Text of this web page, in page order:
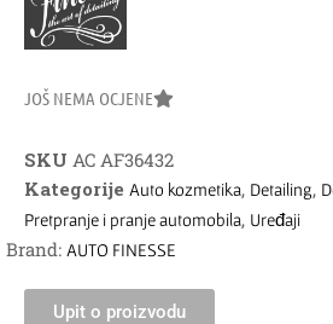
JOŠ NEMA OCJENE
SKU AC AF36432
Kategorije Auto kozmetika, Detailing,
Pretpranje i pranje automobila, Uređaji
Brand: AUTO FINESSE
Upit o proizvodu